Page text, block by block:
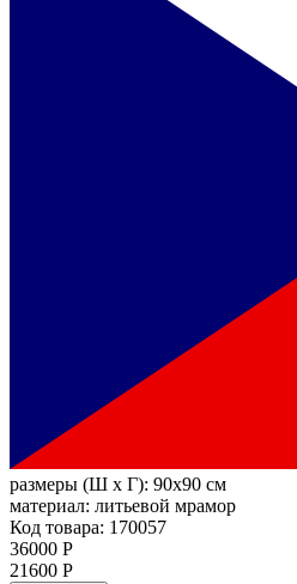
размеры (Ш х Г): 90x90 см
материал: литьевой мрамор
Код товара: 170057
36000 Р
21600 Р